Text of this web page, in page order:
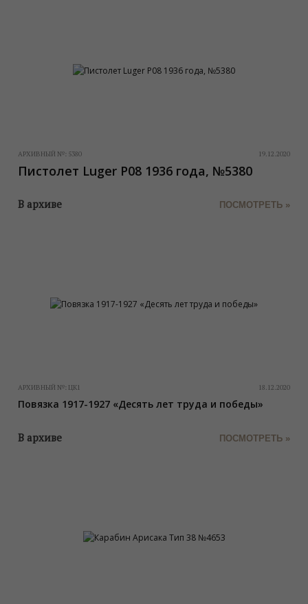
АРХИВНЫЙ №: 5380 19.12.2020
Пистолет Luger P08 1936 года, №5380
В архиве ПОСМОТРЕТЬ »
АРХИВНЫЙ №: ЦК1 18.12.2020
Повязка 1917-1927 «Десять лет труда и победы»
В архиве ПОСМОТРЕТЬ »